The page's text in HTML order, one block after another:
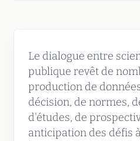
Le dialogue entre
publique revêt de
production de
décision, de normes,
d'études, de
anticipation des défis